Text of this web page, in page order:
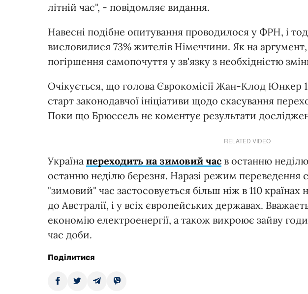
літній час", - повідомляє видання.
Навесні подібне опитування проводилося у ФРН, і
висловилися 73% жителів Німеччини. Як на
погіршення самопочуття у зв'язку з необхідністю
Очікується, що голова Єврокомісії Жан-Клод Юнкер
старт законодавчої ініціативи щодо скасування
Поки що Брюссель не коментує результати
RELATED VIDEO
Україна переходить на зимовий час в останню
останню неділю березня. Наразі режим переведення
"зимовий" час застосовується більш ніж в 110 країнах
до Австралії, і у всіх європейських державах.
економію електроенергії, а також викроює зайву
час доби.
Поділитися